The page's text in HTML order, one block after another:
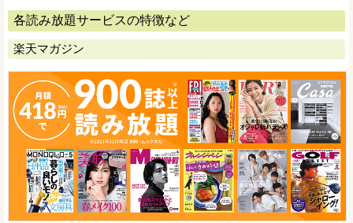
各読み放題サービスの特徴など
楽天マガジン